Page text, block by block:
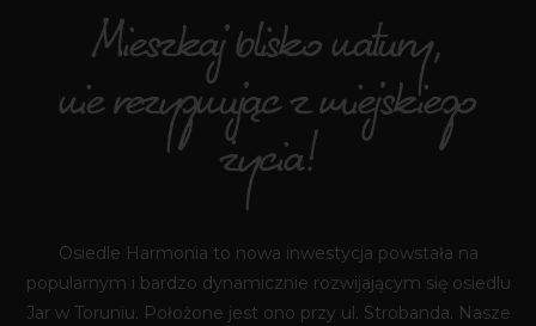
Mieszkaj blisko natury,
nie rezygnując z miejskiego
życia!
Osiedle Harmonia to nowa inwestycja powstała na
popularnym i bardzo dynamicznie rozwijającym się osiedlu
Jar w Toruniu. Położone jest ono przy ul. Strobanda. Nasze